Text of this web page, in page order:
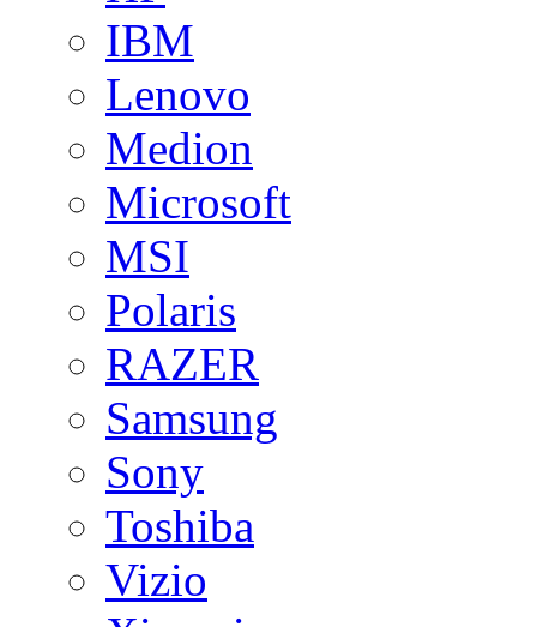
IBM
Lenovo
Medion
Microsoft
MSI
Polaris
RAZER
Samsung
Sony
Toshiba
Vizio